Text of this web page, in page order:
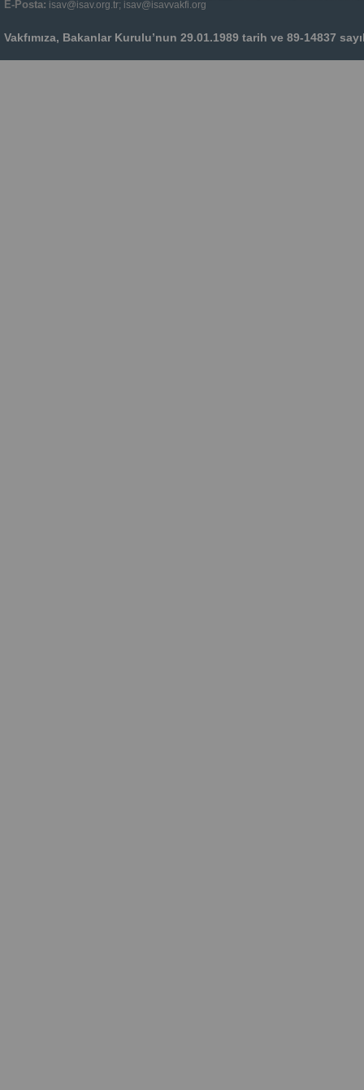
E-Posta: isav@isav.org.tr; isav@isavvakfi.org
Vakfımıza, Bakanlar Kurulu’nun 29.01.1989 tarih ve 89-14837